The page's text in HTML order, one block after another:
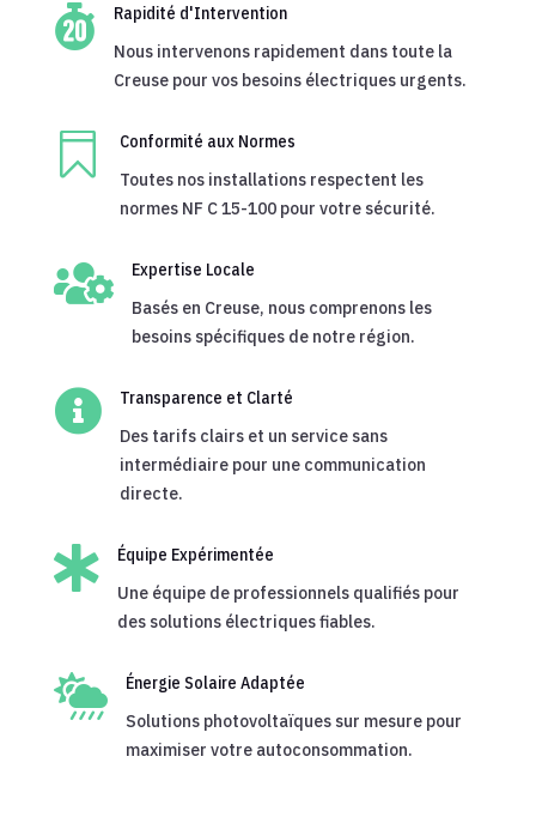

Rapidité d'Intervention
Nous intervenons rapidement dans toute la
Creuse pour vos besoins électriques urgents.

Conformité aux Normes
Toutes nos installations respectent les
normes NF C 15-100 pour votre sécurité.

Expertise Locale
Basés en Creuse, nous comprenons les
besoins spécifiques de notre région.

Transparence et Clarté
Des tarifs clairs et un service sans
intermédiaire pour une communication
directe.

Équipe Expérimentée
Une équipe de professionnels qualifiés pour
des solutions électriques fiables.

Énergie Solaire Adaptée
Solutions photovoltaïques sur mesure pour
maximiser votre autoconsommation.